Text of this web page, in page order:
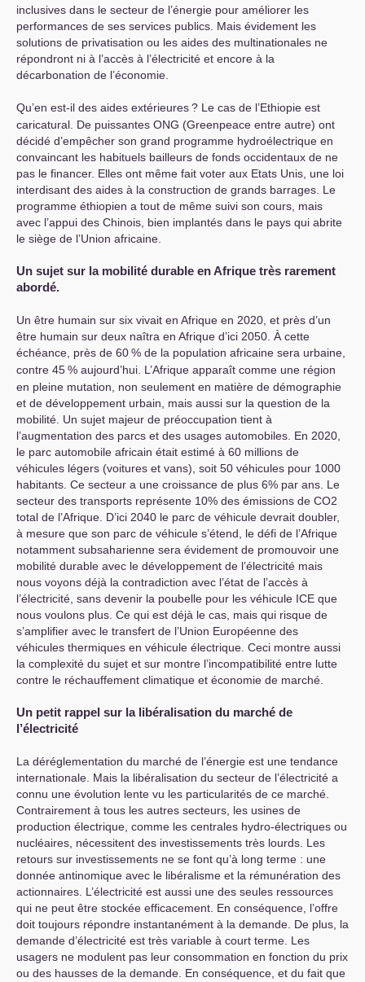
inclusives dans le secteur de l’énergie pour améliorer les
performances de ses services publics. Mais évidement les
solutions de privatisation ou les aides des multinationales ne
répondront ni à l’accès à l’électricité et encore à la
décarbonation de l’économie.
Qu’en est-il des aides extérieures? Le cas de l’Ethiopie est
caricatural. De puissantes ONG (Greenpeace entre autre) ont
décidé d’empêcher son grand programme hydroélectrique en
convaincant les habituels bailleurs de fonds occidentaux de ne
pas le financer. Elles ont même fait voter aux Etats Unis, une loi
interdisant des aides à la construction de grands barrages. Le
programme éthiopien a tout de même suivi son cours, mais
avec l’appui des Chinois, bien implantés dans le pays qui abrite
le siège de l’Union africaine.
Un sujet sur la mobilité durable en Afrique très rarement
abordé.
Un être humain sur six vivait en Afrique en 2020, et près d’un
être humain sur deux naîtra en Afrique d’ici 2050. À cette
échéance, près de 60% de la population africaine sera urbaine,
contre 45% aujourd’hui. L’Afrique apparaît comme une région
en pleine mutation, non seulement en matière de démographie
et de développement urbain, mais aussi sur la question de la
mobilité. Un sujet majeur de préoccupation tient à
l’augmentation des parcs et des usages automobiles. En 2020,
le parc automobile africain était estimé à 60 millions de
véhicules légers (voitures et vans), soit 50 véhicules pour 1000
habitants. Ce secteur a une croissance de plus 6% par ans. Le
secteur des transports représente 10% des émissions de CO2
total de l’Afrique. D’ici 2040 le parc de véhicule devrait doubler,
à mesure que son parc de véhicule s’étend, le défi de l’Afrique
notamment subsaharienne sera évidement de promouvoir une
mobilité durable avec le développement de l’électricité mais
nous voyons déjà la contradiction avec l’état de l’accès à
l’électricité, sans devenir la poubelle pour les véhicule ICE que
nous voulons plus. Ce qui est déjà le cas, mais qui risque de
s’amplifier avec le transfert de l’Union Européenne des
véhicules thermiques en véhicule électrique. Ceci montre aussi
la complexité du sujet et sur montre l’incompatibilité entre lutte
contre le réchauffement climatique et économie de marché.
Un petit rappel sur la libéralisation du marché de
l’électricité
La déréglementation du marché de l’énergie est une tendance
internationale. Mais la libéralisation du secteur de l’électricité a
connu une évolution lente vu les particularités de ce marché.
Contrairement à tous les autres secteurs, les usines de
production électrique, comme les centrales hydro-électriques ou
nucléaires, nécessitent des investissements très lourds. Les
retours sur investissements ne se font qu’à long terme : une
donnée antinomique avec le libéralisme et la rémunération des
actionnaires. L’électricité est aussi une des seules ressources
qui ne peut être stockée efficacement. En conséquence, l’offre
doit toujours répondre instantanément à la demande. De plus, la
demande d’électricité est très variable à court terme. Les
usagers ne modulent pas leur consommation en fonction du prix
ou des hausses de la demande. En conséquence, et du fait que